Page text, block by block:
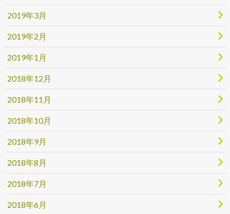
2019年3月
2019年2月
2019年1月
2018年12月
2018年11月
2018年10月
2018年9月
2018年8月
2018年7月
2018年6月